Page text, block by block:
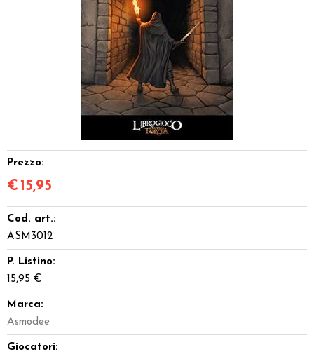
Giocattoli e Gadget
Prezzo:
€ 15,95
Cod. art.:
ASM3012
P. Listino:
15,95 €
Marca:
Asmodee
Giocatori: